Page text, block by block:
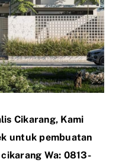
Cikarang, Kami
untuk pembuatan
Wa: 0813-